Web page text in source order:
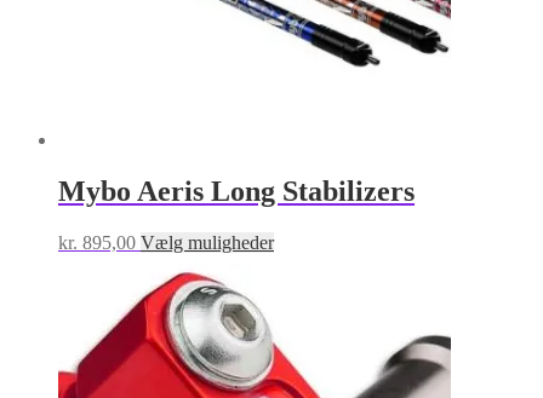
Mybo Aeris Long Stabilizers
kr. 895,00 Vælg mulighederDette
Mulighederne
kan
vælges